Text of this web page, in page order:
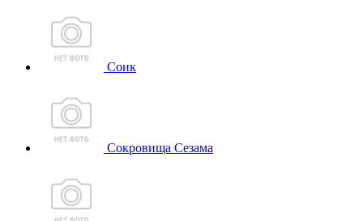
Соик
Сокровища Сезама